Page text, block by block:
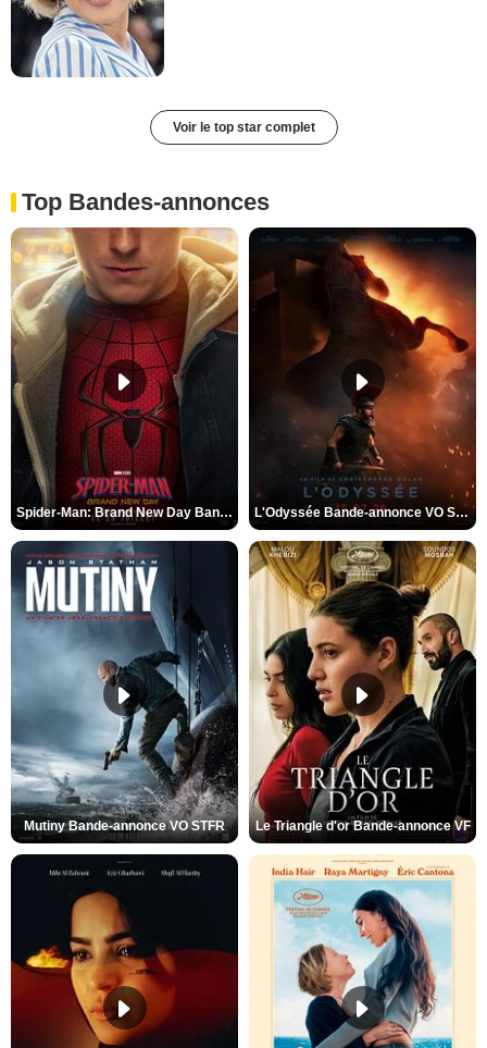
Voir le top star complet
Top Bandes-annonces
Spider-Man: Brand New Day Bande-annonce VO STFR L'Odyssée Bande-annonce VO STFR
Mutiny Bande-annonce VO STFR Le Triangle d'or Bande-annonce VF